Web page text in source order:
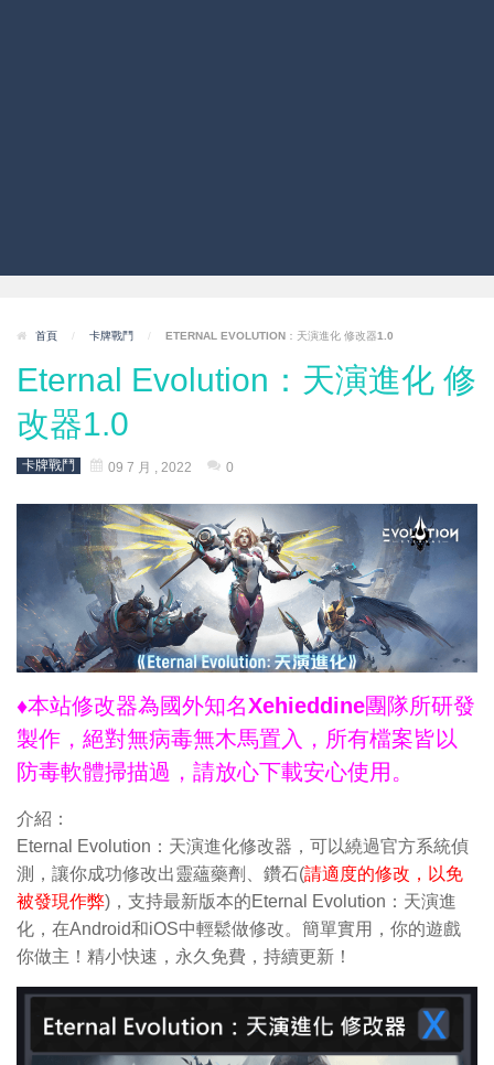
首頁 / 卡牌戰鬥 / ETERNAL EVOLUTION：天演進化 修改器1.0
Eternal Evolution：天演進化 修
改器1.0
卡牌戰鬥 09 7 月 , 2022 0
♦本站修改器為國外知名Xehieddine團隊所研發
製作，絕對無病毒無木馬置入，所有檔案皆以
防毒軟體掃描過，請放心下載安心使用。
介紹：
Eternal Evolution：天演進化修改器，可以繞過官方系統偵
測，讓你成功修改出靈蘊藥劑、鑽石(請適度的修改，以免
被發現作弊)，支持最新版本的Eternal Evolution：天演進
化，在Android和iOS中輕鬆做修改。簡單實用，你的遊戲
你做主！精小快速，永久免費，持續更新！